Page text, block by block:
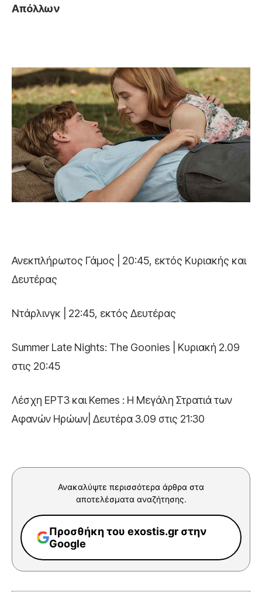
Απόλλων
Ανεκπλήρωτος Γάμος | 20:45, εκτός Κυριακής και
Δευτέρας
Ντάρλινγκ | 22:45, εκτός Δευτέρας
Summer Late Nights: The Goonies | Κυριακή 2.09
στις 20:45
Λέσχη ΕΡΤ3 και Kemes : Η Μεγάλη Στρατιά των
Αφανών Ηρώων| Δευτέρα 3.09 στις 21:30
Ανακαλύψτε περισσότερα άρθρα στα
αποτελέσματα αναζήτησης.
Προσθήκη του exostis.gr στην
Google